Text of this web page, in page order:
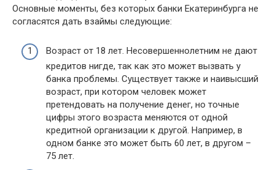
Основные моменты, без которых банки Екатеринбурга не
согласятся дать взаймы следующие:
Возраст от 18 лет. Несовершеннолетним не дают
кредитов нигде, так как это может вызвать у
банка проблемы. Существует также и наивысший
возраст, при котором человек может
претендовать на получение денег, но точные
цифры этого возраста меняются от одной
кредитной организации к другой. Например, в
одном банке это может быть 60 лет, в другом –
75 лет.